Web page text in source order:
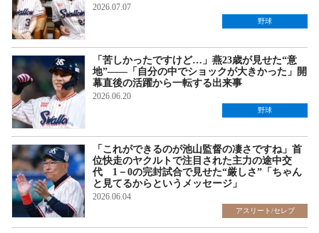
2026.07.07
野球
「苦しかったですけど…」燕23歳が見せた“意
地”――「自分の中でショックが大きかった」開
幕直後の活躍から一転する出来事
2026.06.20
野球
「これができるのが池山監督の凄さですね」首
位快走のヤクルトで注目された主力の途中交
代 1－0の完封試合で見せた“厳しさ”「ちゃん
と見てるからというメッセージ」
2026.06.04
アスリート/セレブ